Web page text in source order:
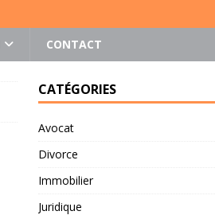
CONTACT
CATÉGORIES
Avocat
Divorce
Immobilier
Juridique